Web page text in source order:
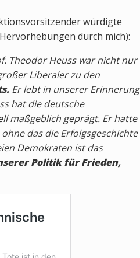
würdigte
durch mich):
Theodor Heuss war nicht nur
Liberaler zu den
Er lebt in unserer Erinnerung
hat die deutsche
maßgeblich geprägt. Er hatte
das die Erfolgsgeschichte
Demokraten ist das
Politik für Frieden,